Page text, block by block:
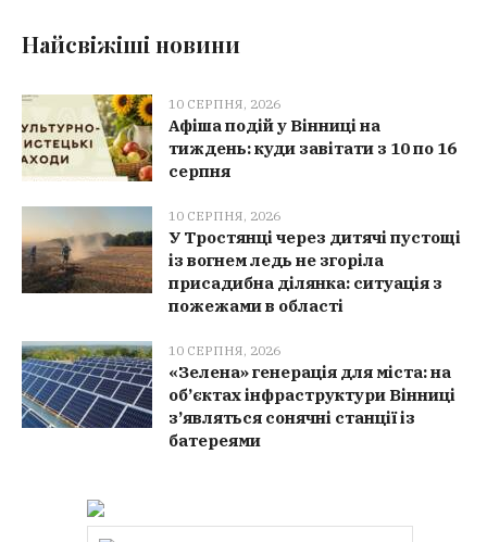
Найсвіжіші новини
10 СЕРПНЯ, 2026
Афіша подій у Вінниці на
тиждень: куди завітати з 10 по 16
серпня
10 СЕРПНЯ, 2026
У Тростянці через дитячі пустощі
із вогнем ледь не згоріла
присадибна ділянка: ситуація з
пожежами в області
10 СЕРПНЯ, 2026
«Зелена» генерація для міста: на
об’єктах інфраструктури Вінниці
з’являться сонячні станції із
батереями